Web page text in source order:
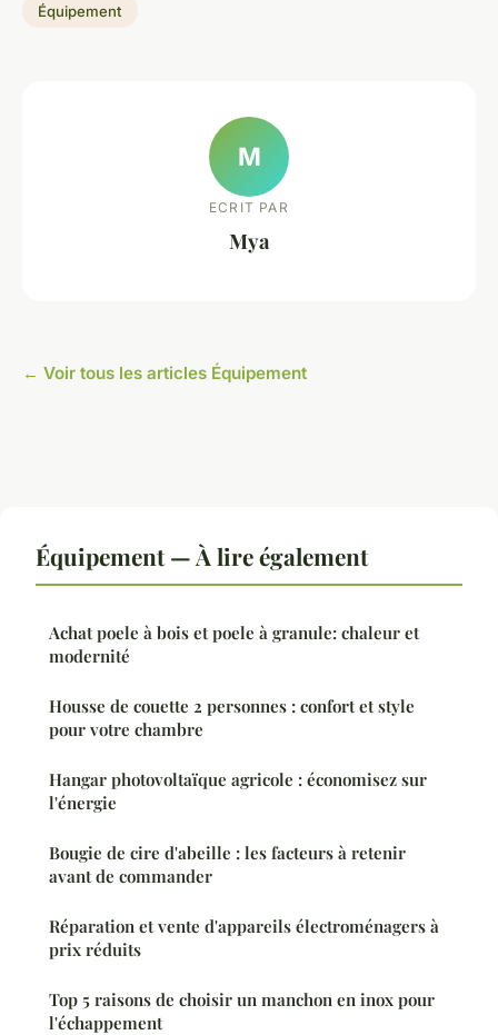
Équipement
M
ECRIT PAR
Mya
← Voir tous les articles Équipement
Équipement — À lire également
Achat poele à bois et poele à granule: chaleur et
modernité
Housse de couette 2 personnes : confort et style
pour votre chambre
Hangar photovoltaïque agricole : économisez sur
l'énergie
Bougie de cire d'abeille : les facteurs à retenir
avant de commander
Réparation et vente d'appareils électroménagers à
prix réduits
Top 5 raisons de choisir un manchon en inox pour
l'échappement